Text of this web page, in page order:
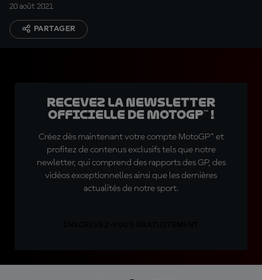
20 août 2021
PARTAGER
Recevez la Newsletter
officielle de MotoGP™ !
Créez dès maintenant votre compte MotoGP™ et
profitez de contenus exclusifs tels que notre
newletter, qui comprend des rapports des GP, des
vidéos exceptionnelles ainsi que les dernières
actualités de notre sport.